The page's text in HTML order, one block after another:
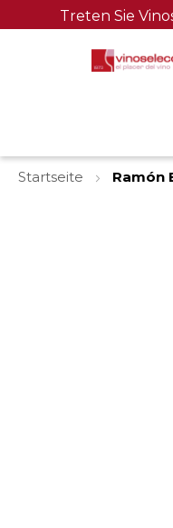
Treten Sie
Startseite
Ramón